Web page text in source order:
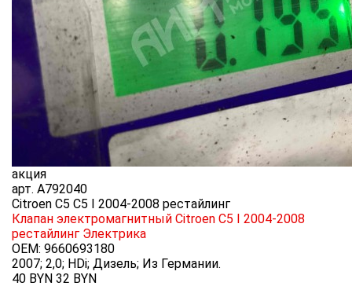
акция
арт. A792040
Citroen C5 C5 I 2004-2008 рестайлинг
Клапан электромагнитный Citroen C5 I 2004-2008
рестайлинг Электрика
OEM: 9660693180
2007; 2,0; HDi; Дизель; Из Германии.
40 BYN 32 BYN